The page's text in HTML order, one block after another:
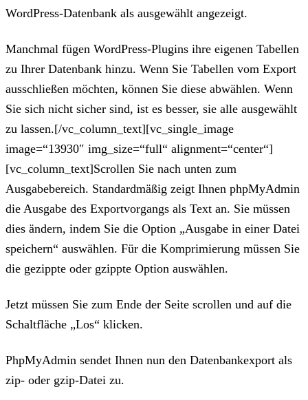
WordPress-Datenbank als ausgewählt angezeigt.
Manchmal fügen WordPress-Plugins ihre eigenen Tabellen
zu Ihrer Datenbank hinzu. Wenn Sie Tabellen vom Export
ausschließen möchten, können Sie diese abwählen. Wenn
Sie sich nicht sicher sind, ist es besser, sie alle ausgewählt
zu lassen.[/vc_column_text][vc_single_image
image=“13930″ img_size=“full“ alignment=“center“]
[vc_column_text]Scrollen Sie nach unten zum
Ausgabebereich. Standardmäßig zeigt Ihnen phpMyAdmin
die Ausgabe des Exportvorgangs als Text an. Sie müssen
dies ändern, indem Sie die Option „Ausgabe in einer Datei
speichern“ auswählen. Für die Komprimierung müssen Sie
die gezippte oder gzippte Option auswählen.
Jetzt müssen Sie zum Ende der Seite scrollen und auf die
Schaltfläche „Los“ klicken.
PhpMyAdmin sendet Ihnen nun den Datenbankexport als
zip- oder gzip-Datei zu.